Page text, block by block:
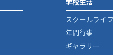
スクールライフ
年間行事
ギャラリー